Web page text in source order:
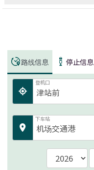
路线信息 停止信息
登机口
下车站